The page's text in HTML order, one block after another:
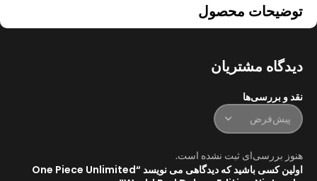
توضیحات محصول
دیدگاه مشتریان
نقد و بررسی‌ها
هنوز بررسی‌ای ثبت نشده است.
اولین کسی باشید که دیدگاهی می نویسد “One Piece Unlimited